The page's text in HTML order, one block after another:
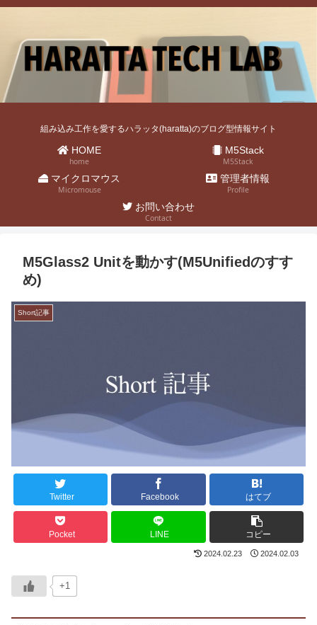
組み込み工作を愛するハラッタ(haratta)のブログ型情報サイト
HOME
home
M5Stack
M5Stack
マイクロマウス
Micromouse
管理者情報
Profile
お問い合わせ
Contact
M5Glass2 Unitを動かす(M5Unifiedのすす
め)
Short記事
Twitter Facebook はてブ
Pocket LINE コピー
2024.02.23 2024.02.03
+1